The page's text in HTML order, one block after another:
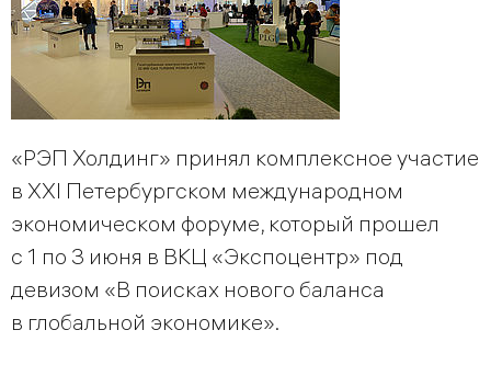
«РЭП Холдинг» принял комплексное участие
в XXI Петербургском международном
экономическом форуме, который прошел
с 1 по 3 июня в ВКЦ «Экспоцентр» под
девизом «В поисках нового баланса
в глобальной экономике».